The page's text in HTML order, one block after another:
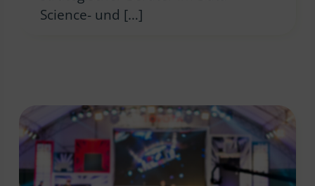
Science- und […]